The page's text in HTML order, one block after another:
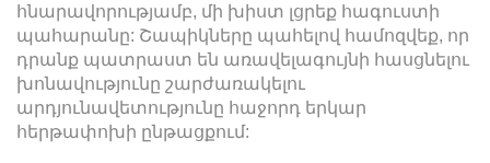
հնարավորությամբ, մի խիստ լցրեք հագուստի
պահարանը: Շապիկները պահելով համոզվեք, որ
դրանք պատրաստ են առավելագույնի հասցնելու
խոնավությունը շարժառակելու
արդյունավետությունը հաջորդ երկար
հերթափոխի ընթացքում: